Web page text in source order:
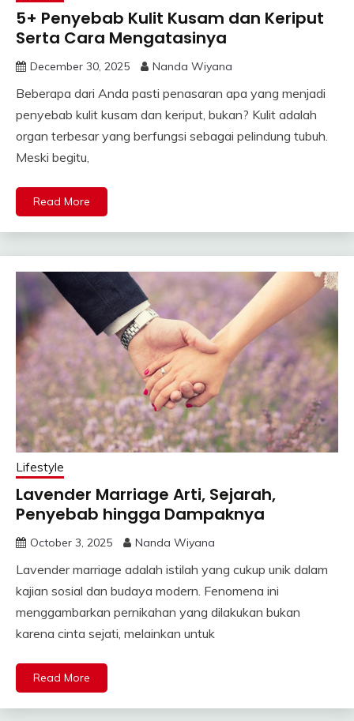
5+ Penyebab Kulit Kusam dan Keriput
Serta Cara Mengatasinya
December 30, 2025 Nanda Wiyana
Beberapa dari Anda pasti penasaran apa yang menjadi
penyebab kulit kusam dan keriput, bukan? Kulit adalah
organ terbesar yang berfungsi sebagai pelindung tubuh.
Meski begitu,
Read More
Lifestyle
Lavender Marriage Arti, Sejarah,
Penyebab hingga Dampaknya
October 3, 2025 Nanda Wiyana
Lavender marriage adalah istilah yang cukup unik dalam
kajian sosial dan budaya modern. Fenomena ini
menggambarkan pernikahan yang dilakukan bukan
karena cinta sejati, melainkan untuk
Read More